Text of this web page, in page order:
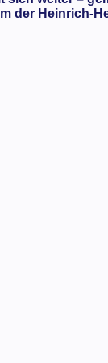
der Heinrich-